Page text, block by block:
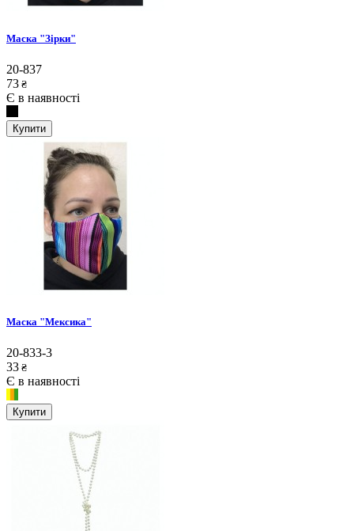
Маска "Зірки"
20-837
73 ₴
Є в наявності
Купити
Маска "Мексика"
20-833-3
33 ₴
Є в наявності
Купити